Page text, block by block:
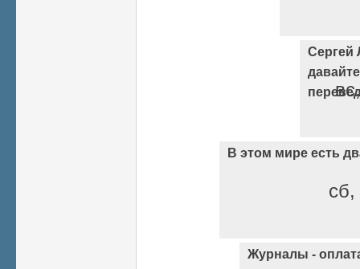
Сергей
В этом мире есть
Журналы -